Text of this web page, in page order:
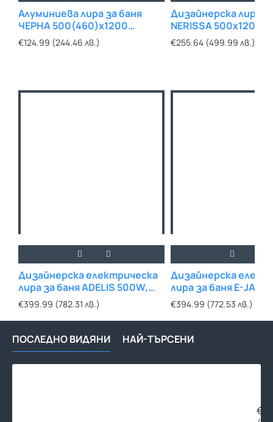
Алуминиева лира за баня
ЧЕРНА 500(460)x1200
ANTHRACITE
€124.99 (244.46 лв.)
Дизайнерска лира
NERISSA 500х1200
€255.64 (499.99 лв.)
Дизайнерска електрическа
лира за баня ADELIS 500W,
570х1030mm, Бяла
€399.99 (782.31 лв.)
Дизайнерска
лира за баня E-
550х1380mm, Бяла
€394.99 (772.53 лв.)
ПОСЛЕДНО ВИДЯНИ НАЙ-ТЪРСЕНИ
за